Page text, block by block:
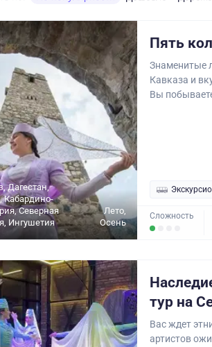
Дагестан,
Кабардино-
Северная
Ингушетия
Лето,
Осень
Пять
Знаменитые
Кавказа и
Вы
Сложность
тур на
Вас ждет
артистов